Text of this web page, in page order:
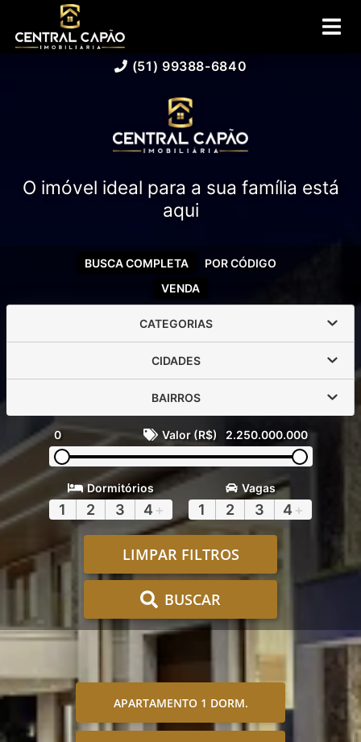
(51) 99388-6840
O imóvel ideal para a sua família está
aqui
VENDA
BUSCA COMPLETA POR CÓDIGO
CATEGORIAS
CIDADES
BAIRROS
0 Valor (R$) 2.250.000.000
Dormitórios
1 2 3 4 +
Vagas
1 2 3 4 +
LIMPAR FILTROS
BUSCAR
APARTAMENTO 1 DORM.